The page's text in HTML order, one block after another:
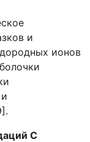
и
ионов
С